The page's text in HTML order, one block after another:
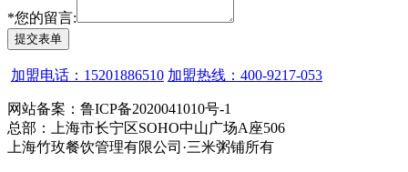
*您的留言:
提交表单
加盟电话：15201886510 加盟热线：400-9217-053
网站备案：鲁ICP备2020041010号-1
总部：上海市长宁区SOHO中山广场A座506
上海竹玫餐饮管理有限公司·三米粥铺所有